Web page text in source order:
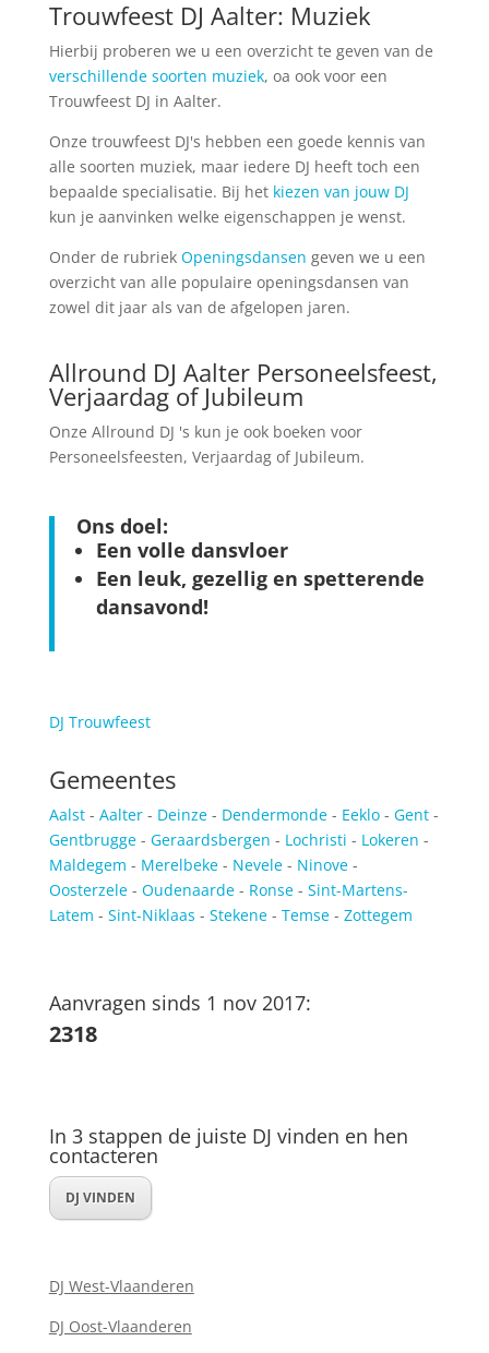
Trouwfeest DJ Aalter: Muziek
Hierbij proberen we u een overzicht te geven van de
verschillende soorten muziek, oa ook voor een
Trouwfeest DJ in Aalter.
Onze trouwfeest DJ's hebben een goede kennis van
alle soorten muziek, maar iedere DJ heeft toch een
bepaalde specialisatie. Bij het kiezen van jouw DJ
kun je aanvinken welke eigenschappen je wenst.
Onder de rubriek Openingsdansen geven we u een
overzicht van alle populaire openingsdansen van
zowel dit jaar als van de afgelopen jaren.
Allround DJ Aalter Personeelsfeest,
Verjaardag of Jubileum
Onze Allround DJ 's kun je ook boeken voor
Personeelsfeesten, Verjaardag of Jubileum.
Ons doel:
Een volle dansvloer
Een leuk, gezellig en spetterende
dansavond!
DJ Trouwfeest
Gemeentes
Aalst- Aalter- Deinze- Dendermonde- Eeklo- Gent-
Gentbrugge- Geraardsbergen - Lochristi - Lokeren -
Maldegem - Merelbeke - Nevele- Ninove-
Oosterzele- Oudenaarde- Ronse- Sint-Martens-
Latem - Sint-Niklaas - Stekene- Temse- Zottegem
Aanvragen sinds 1 nov 2017:
2318
In 3 stappen de juiste DJ vinden en hen
contacteren
DJ VINDEN
DJ West-Vlaanderen
DJ Oost-Vlaanderen